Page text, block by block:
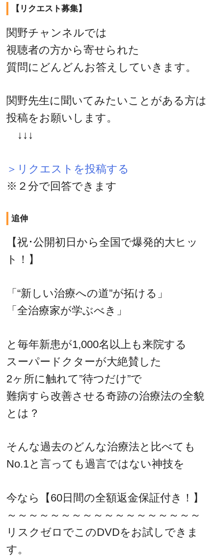
【リクエスト募集】
関野チャンネルでは
視聴者の方から寄せられた
質問にどんどんお答えしていきます。
関野先生に聞いてみたいことがある方は
投稿をお願いします。
↓↓↓
＞リクエストを投稿する
※２分で回答できます
追伸
【祝･公開初日から全国で爆発的大ヒッ
ト！】
「“新しい治療への道”が拓ける」
「全治療家が学ぶべき」
と毎年新患が1,000名以上も来院する
スーパードクターが大絶賛した
2ヶ所に触れて”待つだけ”で
難病すら改善させる奇跡の治療法の全貌
とは？
そんな過去のどんな治療法と比べても
No.1と言っても過言ではない神技を
今なら【60日間の全額返金保証付き！】
～～～～～～～～～～～～～～～～～～
リスクゼロでこのDVDをお試しできま
す。